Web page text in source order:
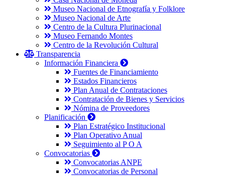
Museo Nacional de Etnografía y Folklore
Museo Nacional de Arte
Centro de la Cultura Plurinacional
Museo Fernando Montes
Centro de la Revolución Cultural
Transparencia
Información Financiera
Fuentes de Financiamiento
Estados Financieros
Plan Anual de Contrataciones
Contratación de Bienes y Servicios
Nómina de Proveedores
Planificación
Plan Estratégico Institucional
Plan Operativo Anual
Seguimiento al P O A
Convocatorias
Convocatorias ANPE
Convocatorias de Personal